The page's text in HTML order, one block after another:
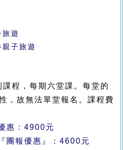
遊
子旅遊
程，每期六堂課。每堂的
，故無法單堂報名。課程費
惠：4900元
團報優惠』：4600元